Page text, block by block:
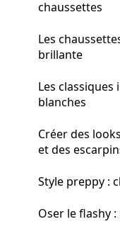
chaussettes
Les
brillante
Les
blanches
Créer des
et des
Style preppy :
Oser le flashy